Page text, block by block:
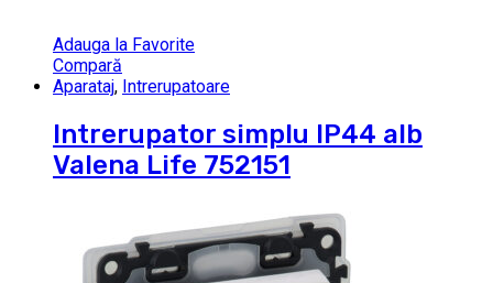
Adauga la Favorite
Compară
Aparataj, Intrerupatoare
Intrerupator simplu IP44 alb
Valena Life 752151